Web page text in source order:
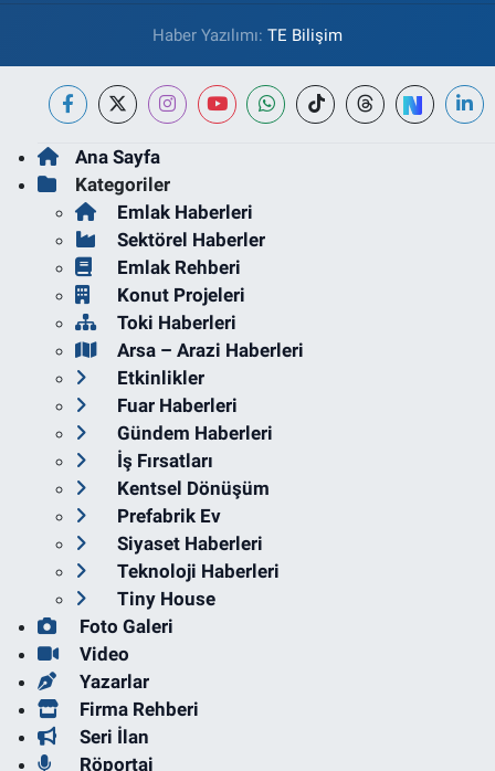
Haber Yazılımı: TE Bilişim
Ana Sayfa
Kategoriler
Emlak Haberleri
Sektörel Haberler
Emlak Rehberi
Konut Projeleri
Toki Haberleri
Arsa – Arazi Haberleri
Etkinlikler
Fuar Haberleri
Gündem Haberleri
İş Fırsatları
Kentsel Dönüşüm
Prefabrik Ev
Siyaset Haberleri
Teknoloji Haberleri
Tiny House
Foto Galeri
Video
Yazarlar
Firma Rehberi
Seri İlan
Röportaj